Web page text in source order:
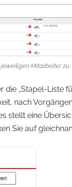
Mitarbeiter zu.
„Stapel-Liste
nach
stellt eine
Sie auf